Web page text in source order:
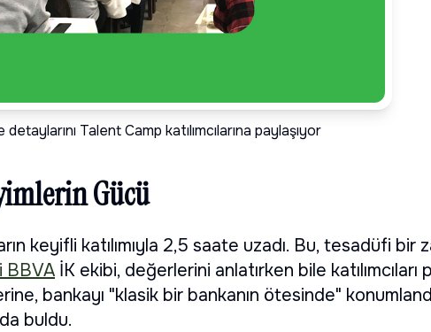
Talent Camp katılımcılarına paylaşıyor
Gücü
keyifli katılımıyla 2,5 saate uzadı. Bu, tesadüfi bir
BBVA İK ekibi, değerlerini anlatırken bile katılımcıları
bankayı "klasik bir bankanın ötesinde"
buldu.